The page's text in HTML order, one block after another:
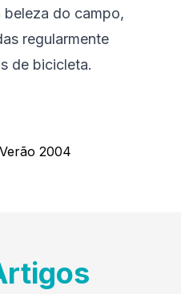
beleza do campo,
regularmente
de bicicleta.